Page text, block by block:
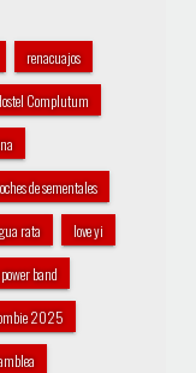
renacuajos
Complutum
de sementales
rata love yi
band
2025